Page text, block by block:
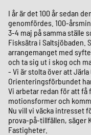
I år är det 100 år sedan
genomfördes. 100-
3-4 maj på samma ställe
Fisksätra i Saltsjöbaden.
arrangemanget med
och ta sig ut i skog och
- Vi är stolta över att
Orienteringsförbundet
Vi arbetar redan för att
motionsformer och
Nu vill vi väcka intresset
prova-på-tillfällen, säger
Fastigheter.